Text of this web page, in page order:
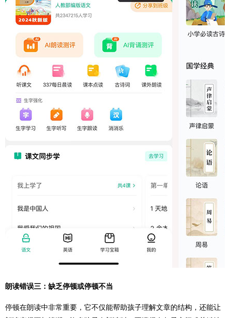
朗读错误三：缺乏停顿或停顿不当
停顿在朗读中非常重要，它不仅能帮助孩子理解文章的结构，还能让